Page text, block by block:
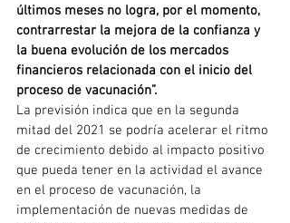
últimos meses no logra, por el momento,
contrarrestar la mejora de la confianza y
la buena evolución de los mercados
financieros relacionada con el inicio del
proceso de vacunación”.
La previsión indica que en la segunda
mitad del 2021 se podría acelerar el ritmo
de crecimiento debido al impacto positivo
que pueda tener en la actividad el avance
en el proceso de vacunación, la
implementación de nuevas medidas de